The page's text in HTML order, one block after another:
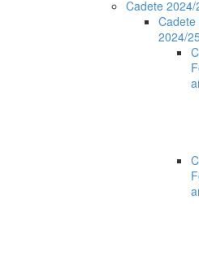
Cadete 2024/
Cadete
2024/